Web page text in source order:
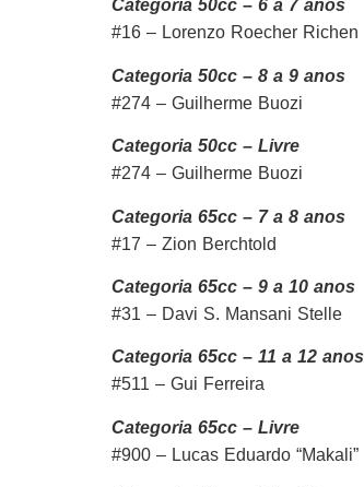
Categoria 50cc – 6 a 7 anos
#16 – Lorenzo Roecher Richen
Categoria 50cc – 8 a 9 anos
#274 – Guilherme Buozi
Categoria 50cc – Livre
#274 – Guilherme Buozi
Categoria 65cc – 7 a 8 anos
#17 – Zion Berchtold
Categoria 65cc – 9 a 10 anos
#31 – Davi S. Mansani Stelle
Categoria 65cc – 11 a 12 anos
#511 – Gui Ferreira
Categoria 65cc – Livre
#900 – Lucas Eduardo “Makali”